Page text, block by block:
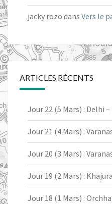
jacky rozo dans Vers le
ARTICLES RÉCENTS
Jour 22 (5 Mars) : Delhi –
Jour 21 (4 Mars) :
Jour 20 (3 Mars) :
Jour 19 (2 Mars) :
Jour 18 (1 Mars) :